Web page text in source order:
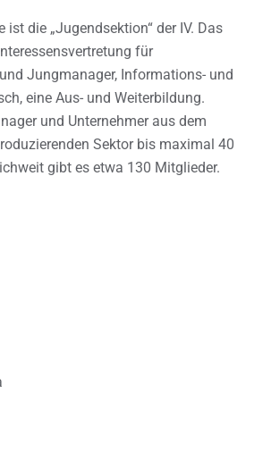
ist die „Jugendsektion“ der IV. Das
für
Jungmanager, Informations- und
eine Aus- und Weiterbildung.
und Unternehmer aus dem
Sektor bis maximal 40
gibt es etwa 130 Mitglieder.